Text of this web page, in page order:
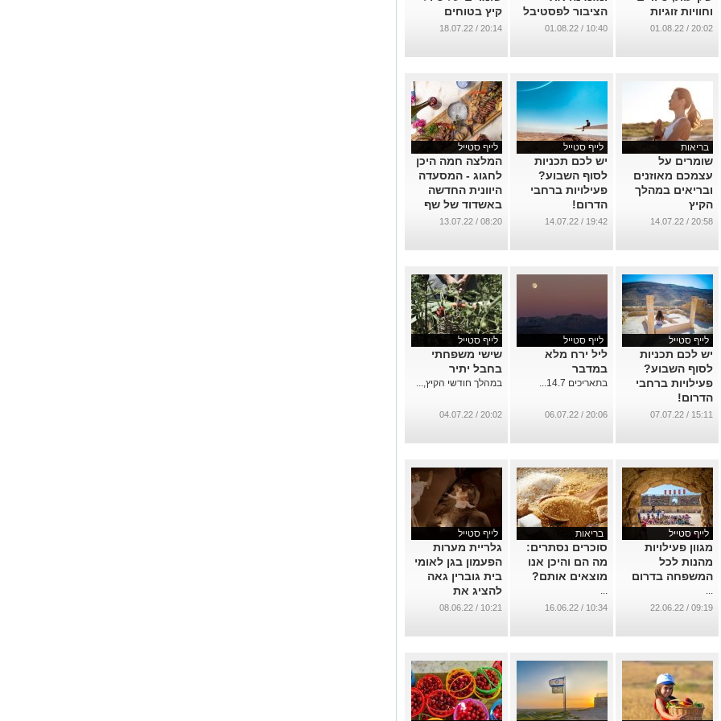
וחוויות זוגיות
בדרום
20:02 / 01.08.22
הציבור לפסטיבל
מלא פעילויות
10:40 / 01.08.22
קיץ בטוחים
...
20:14 / 18.07.22
בריאות
שומרים על
עצמכם מאוזנים
ובריאים במהלך
הקיץ
...
20:58 / 14.07.22
לייף סטייל
יש לכם תכניות
לסוף השבוע?
פעילויות ברחבי
הדרום!
...
19:42 / 14.07.22
לייף סטייל
המלצה חמה היכן
לחגוג - המסעדה
היוונית החדשה
באשדוד של שף
גיא פרץ
08:20 / 13.07.22
לייף סטייל
יש לכם תכניות
לסוף השבוע?
פעילויות ברחבי
הדרום!
...
15:11 / 07.07.22
לייף סטייל
ליל ירח מלא
במדבר
בתאריכים 14.7...
20:06 / 06.07.22
לייף סטייל
שישי משפחתי
בחבל יתיר
במהלך חודשי הקיץ,...
20:02 / 04.07.22
לייף סטייל
מגוון פעילויות
מהנות לכל
המשפחה בדרום
...
09:19 / 22.06.22
בריאות
סוכרים נסתרים:
מה הם והיכן אנו
מוצאים אותם?
...
10:34 / 16.06.22
לייף סטייל
גלריית מערות
הפעמון בגן לאומי
בית גוברין גאה
להציג את
התערוכה "ליבה"
ורטיגו
10:21 / 08.06.22